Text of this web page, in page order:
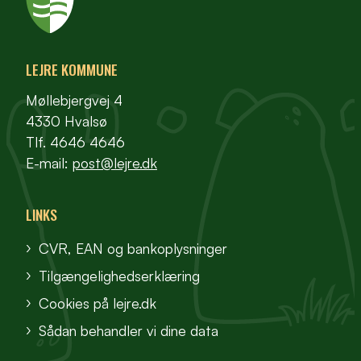
LEJRE KOMMUNE
Møllebjergvej 4
4330 Hvalsø
Tlf. 4646 4646
E-mail: post@lejre.dk
LINKS
CVR, EAN og bankoplysninger
Tilgængelighedserklæring
Cookies på lejre.dk
Sådan behandler vi dine data